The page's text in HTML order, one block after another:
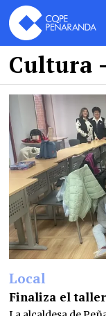
Cultura
Local
Finaliza el